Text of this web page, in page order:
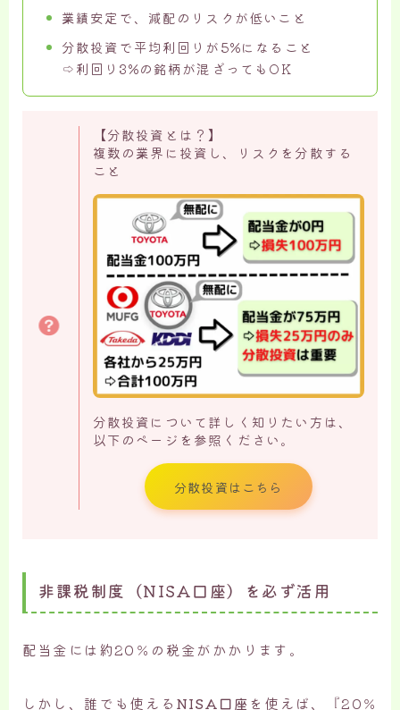
業績安定で、減配のリスクが低いこと
分散投資で平均利回りが5%になること
⇨利回り3%の銘柄が混ざってもOK
【分散投資とは？】
複数の業界に投資し、リスクを分散する
こと
分散投資について詳しく知りたい方は、
以下のページを参照ください。
分散投資はこちら
非課税制度（NISA口座）を必ず活用
配当金には約20％の税金がかかります。
しかし、誰でも使える NISA口座 を使えば、『20％